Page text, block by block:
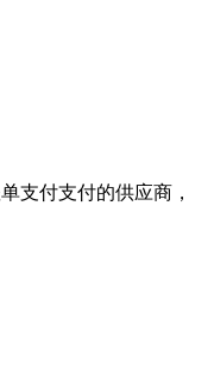
支付支付的供应商，